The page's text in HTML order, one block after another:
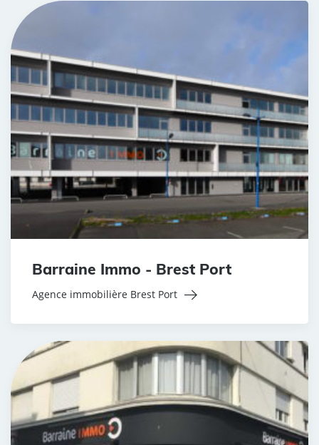
Barraine Immo - Brest Port
Agence immobilière Brest Port